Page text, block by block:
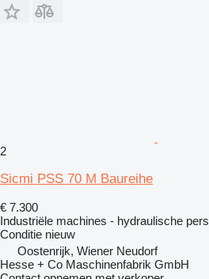
2
Sicmi PSS 70 M Baureihe
€ 7.300
Industriële machines - hydraulische pers
Conditie nieuw
Oostenrijk, Wiener Neudorf
Hesse + Co Maschinenfabrik GmbH